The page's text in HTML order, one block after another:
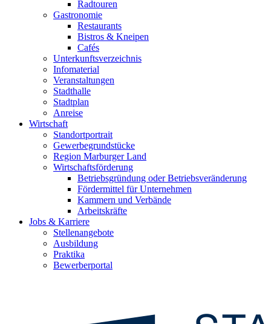
Radtouren
Gastronomie
Restaurants
Bistros & Kneipen
Cafés
Unterkunftsverzeichnis
Infomaterial
Veranstaltungen
Stadthalle
Stadtplan
Anreise
Wirtschaft
Standortportrait
Gewerbegrundstücke
Region Marburger Land
Wirtschaftsförderung
Betriebsgründung oder Betriebsveränderung
Fördermittel für Unternehmen
Kammern und Verbände
Arbeitskräfte
Jobs & Karriere
Stellenangebote
Ausbildung
Praktika
Bewerberportal